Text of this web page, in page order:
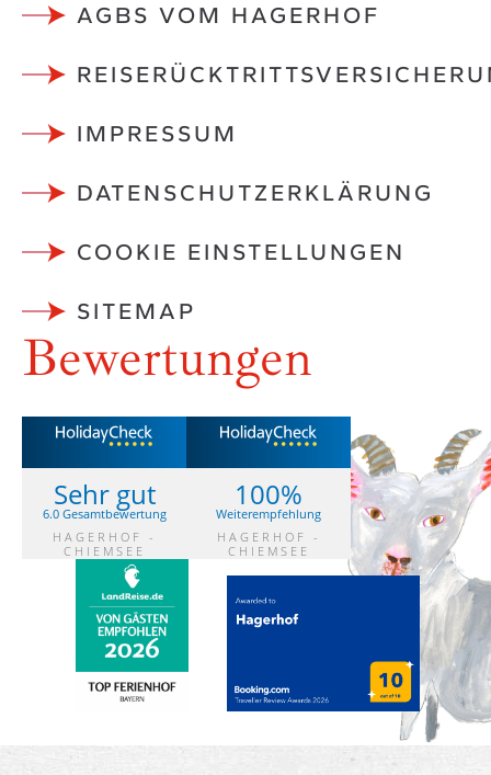
AGBS VOM HAGERHOF
IMPRESSUM
DATENSCHUTZ­ERKLÄRUNG
COOKIE EINSTELLUNGEN
SITEMAP
Bewertungen
Sehr gut
6.0 Gesamtbewertung
HAGERHOF -
CHIEMSEE
100%
Weiterempfehlung
HAGERHOF -
CHIEMSEE